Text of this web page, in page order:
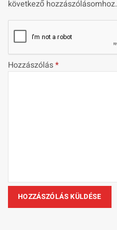
következő hozzászólásomhoz.
Hozzászólás*